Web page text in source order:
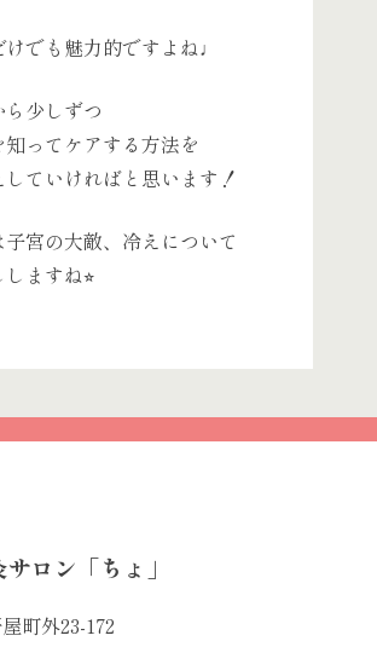
けでも魅力的ですよね♩
ら少しずつ
知ってケアする方法を
していければと思います！
子宮の大敵、冷えについて
ますね⭐︎
ロン「ちょ」
町外23-172